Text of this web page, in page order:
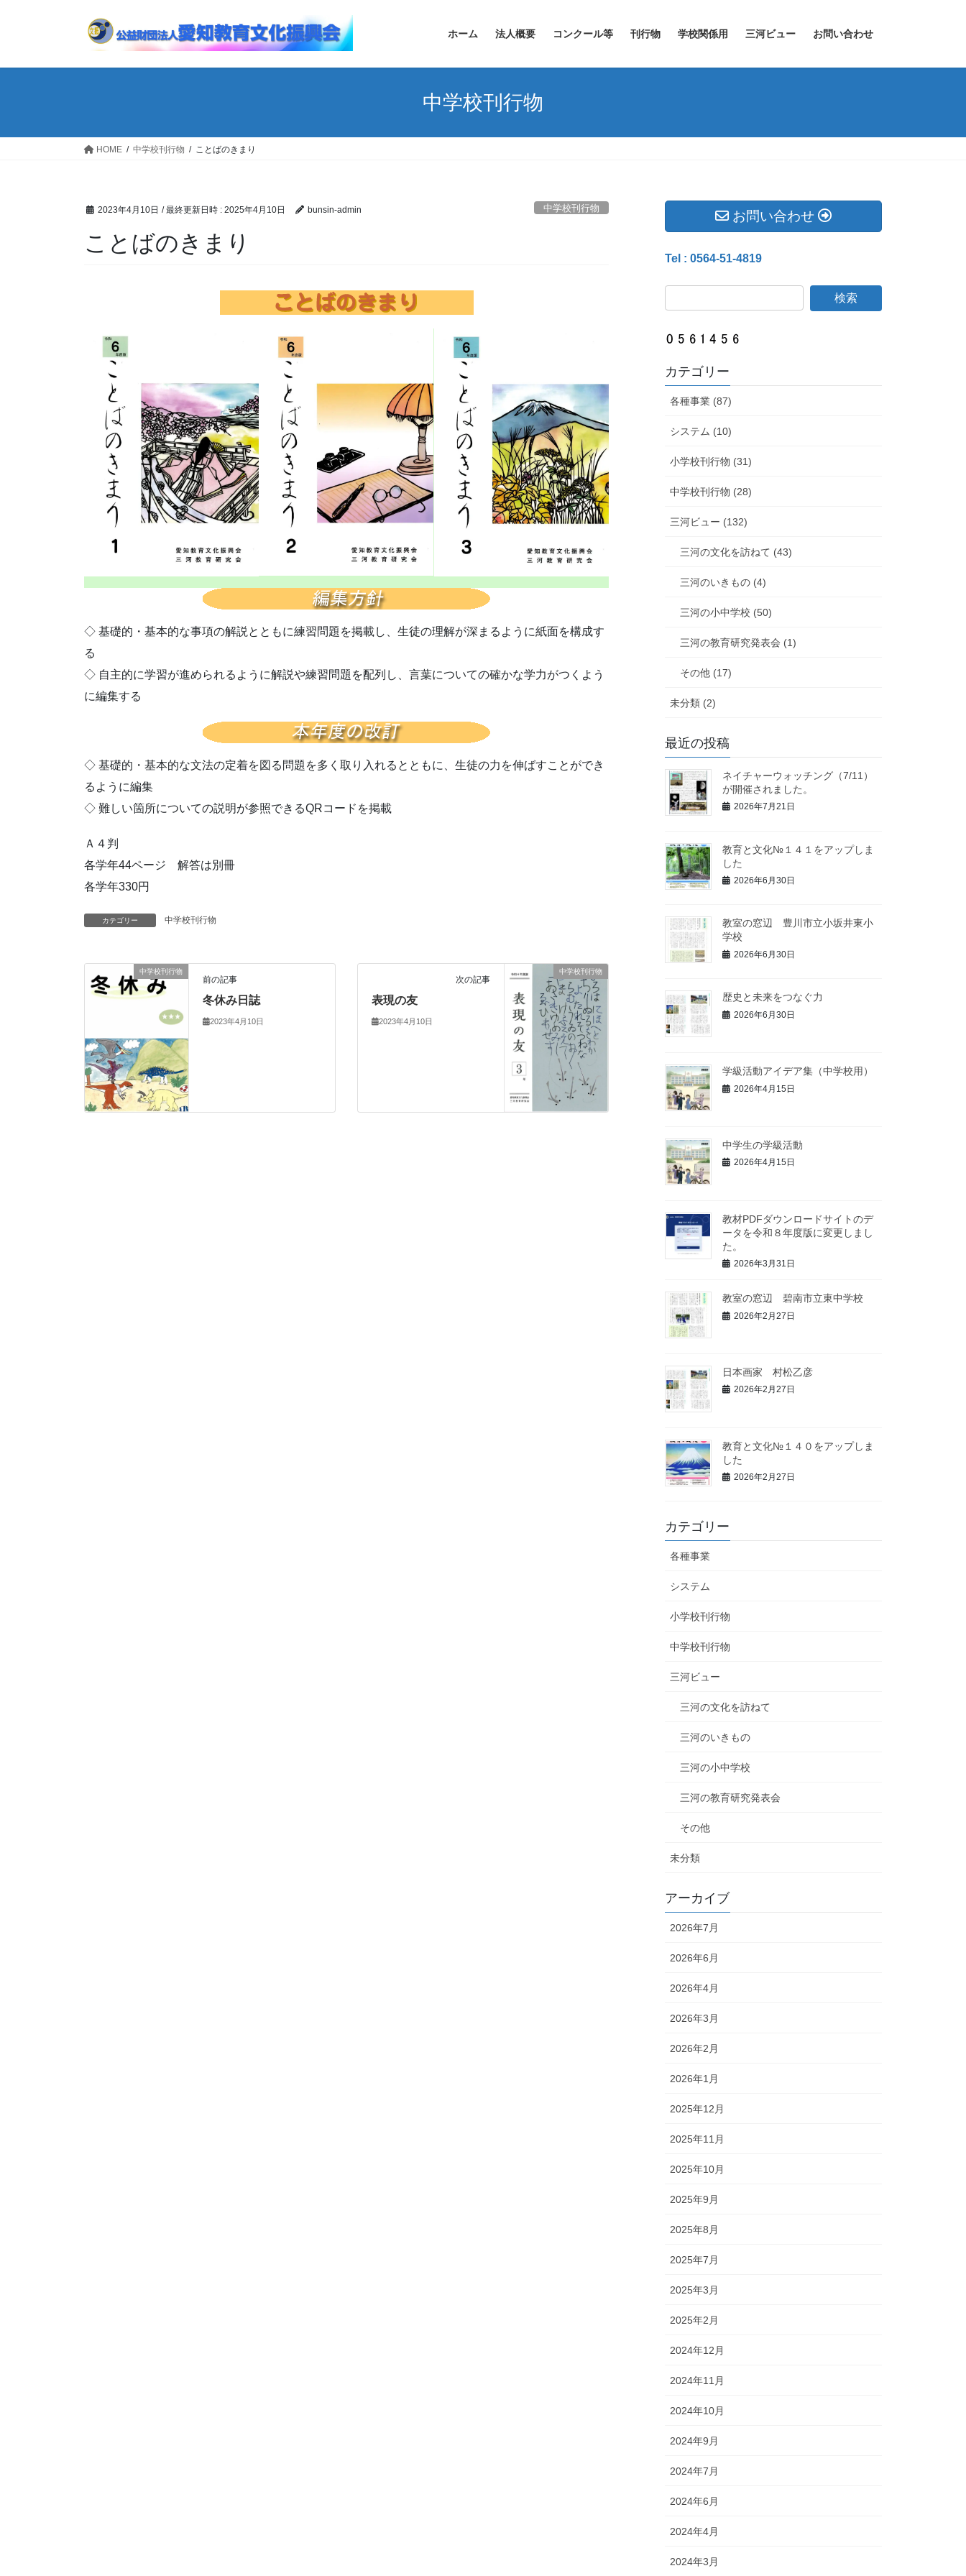
ホーム 法人概要 コンクール等 刊行物 学校関係用 三河ビュー お問い合わせ
中学校刊行物
HOME 中学校刊行物 ことばのきまり
2023年4月10日 / 最終更新日時 : 2025年4月10日 bunsin-admin 中学校刊行物
ことばのきまり
◇ 基礎的・基本的な事項の解説とともに練習問題を掲載し、生徒の理解が深まるように紙面を構成す
る
◇ 自主的に学習が進められるように解説や練習問題を配列し、言葉についての確かな学力がつくよう
に編集する
◇ 基礎的・基本的な文法の定着を図る問題を多く取り入れるとともに、生徒の力を伸ばすことができ
るように編集
◇ 難しい箇所についての説明が参照できるQRコードを掲載
Ａ４判
各学年44ページ 解答は別冊
各学年330円
カテゴリー 中学校刊行物
中学校刊行物
前の記事
冬休み日誌
2023年4月10日
中学校刊行物
次の記事
表現の友
2023年4月10日
お問い合わせ
Tel : 0564-51-4819
カテゴリー
各種事業 (87)
システム (10)
小学校刊行物 (31)
中学校刊行物 (28)
三河ビュー (132)
三河の文化を訪ねて (43)
三河のいきもの (4)
三河の小中学校 (50)
三河の教育研究発表会 (1)
その他 (17)
未分類 (2)
最近の投稿
ネイチャーウォッチング（7/11）
が開催されました。
2026年7月21日
教育と文化№１４１をアップしま
した
2026年6月30日
教室の窓辺 豊川市立小坂井東小
学校
2026年6月30日
歴史と未来をつなぐ力
2026年6月30日
学級活動アイデア集（中学校用）
2026年4月15日
中学生の学級活動
2026年4月15日
教材PDFダウンロードサイトのデ
ータを令和８年度版に変更しまし
た。
2026年3月31日
教室の窓辺 碧南市立東中学校
2026年2月27日
日本画家 村松乙彦
2026年2月27日
教育と文化№１４０をアップしま
した
2026年2月27日
カテゴリー
各種事業
システム
小学校刊行物
中学校刊行物
三河ビュー
三河の文化を訪ねて
三河のいきもの
三河の小中学校
三河の教育研究発表会
その他
未分類
アーカイブ
2026年7月
2026年6月
2026年4月
2026年3月
2026年2月
2026年1月
2025年12月
2025年11月
2025年10月
2025年9月
2025年8月
2025年7月
2025年3月
2025年2月
2024年12月
2024年11月
2024年10月
2024年9月
2024年7月
2024年6月
2024年4月
2024年3月